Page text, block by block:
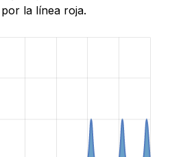
la línea roja.